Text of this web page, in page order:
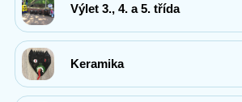
Výlet 3., 4. a 5. třída
Keramika